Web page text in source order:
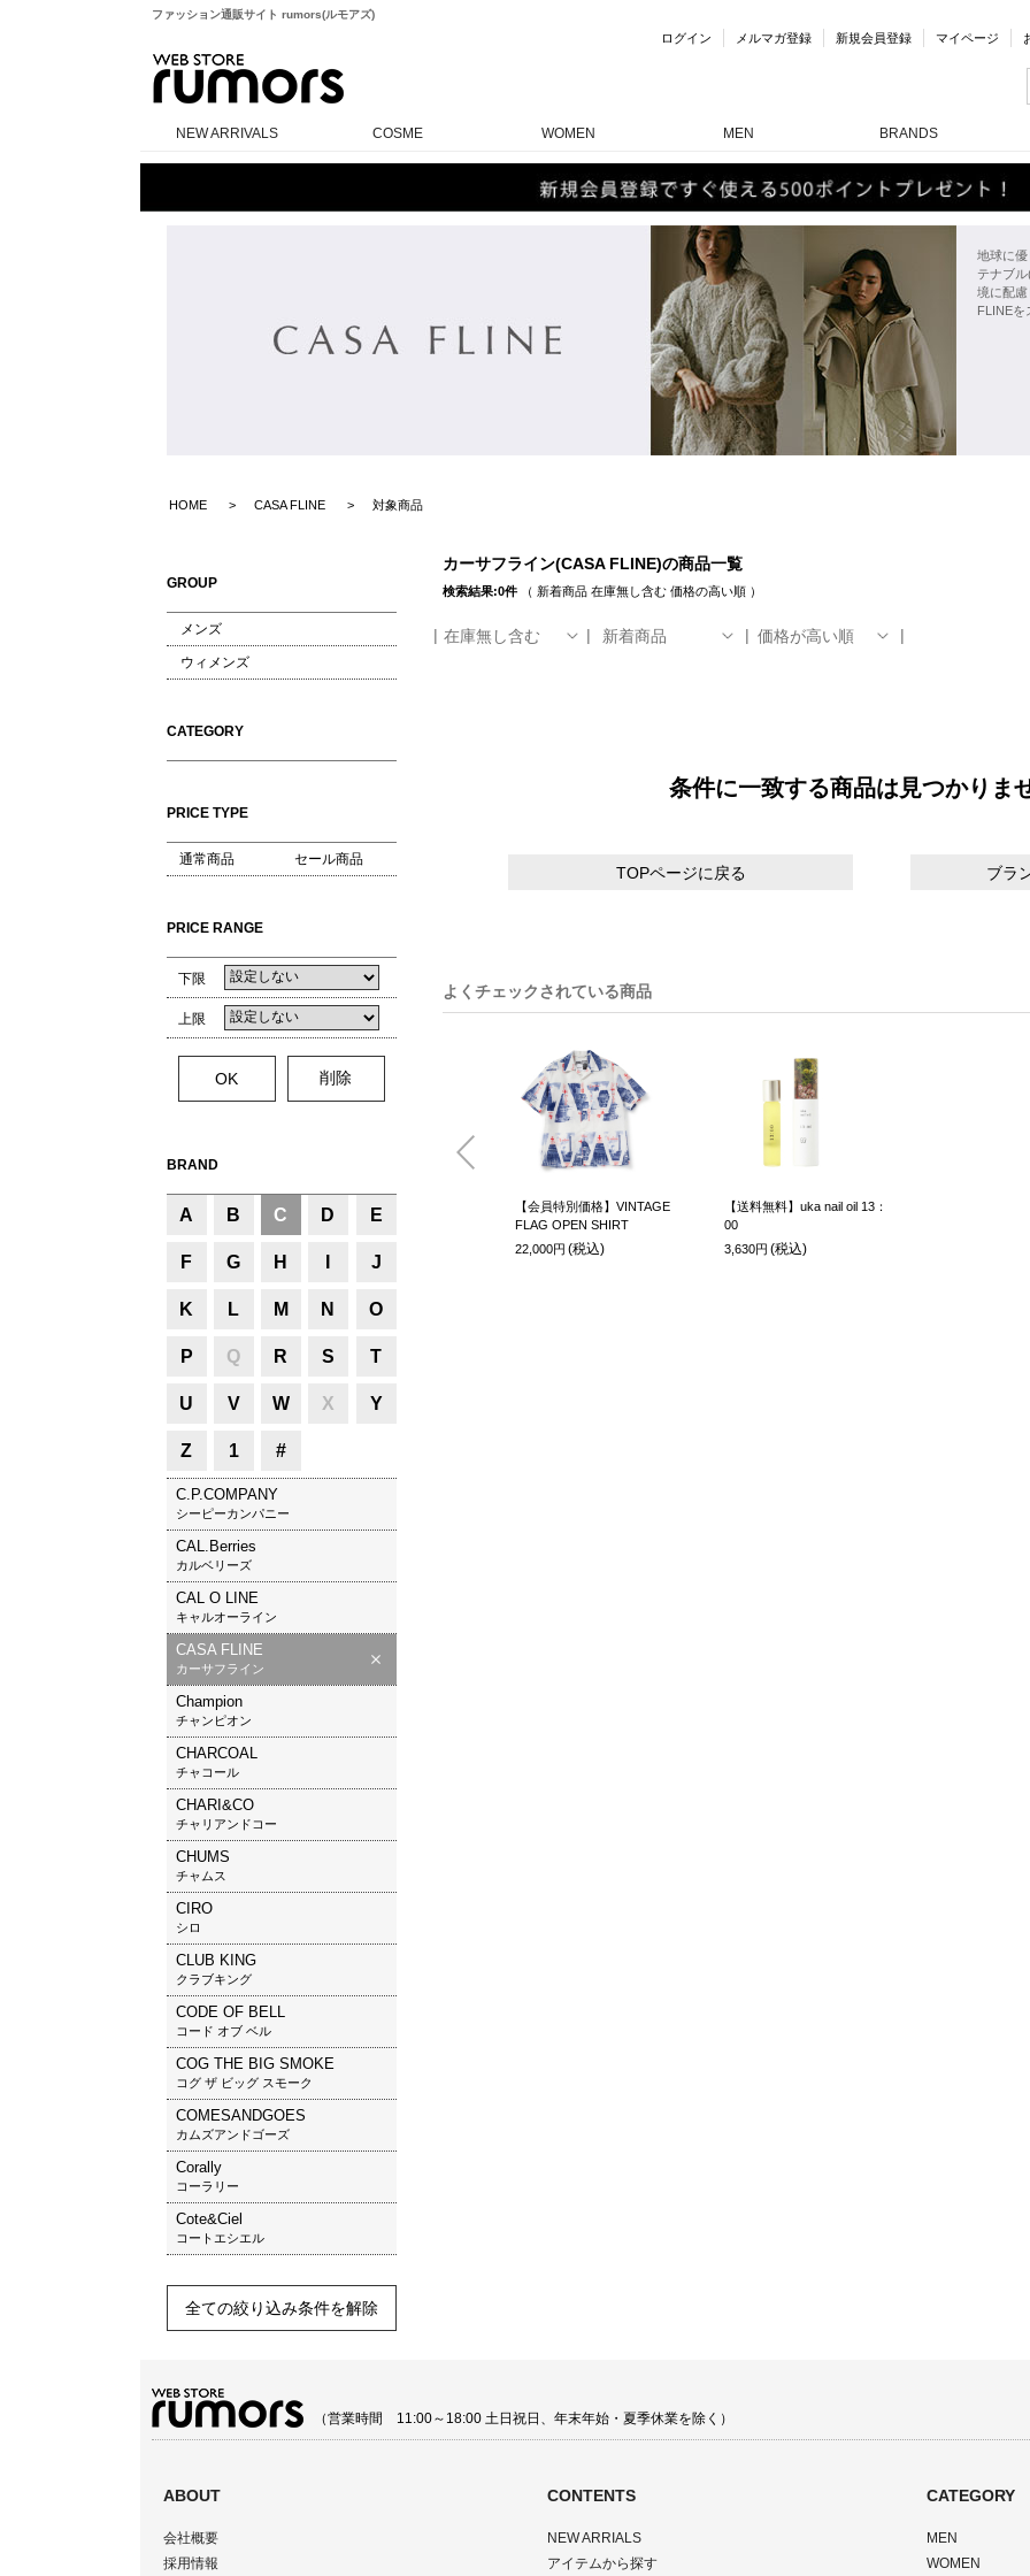
ファッション通販サイト rumors(ルモアズ)
ログイン メルマガ登録 新規会員登録 マイページ
NEW ARRIVALS COSME WOMEN MEN BRANDS
地球に
テナブ
境に配
FLINEを
HOME CASA FLINE 対象商品
GROUP
メンズ
ウィメンズ
CATEGORY
PRICE TYPE
通常商品 セール商品
PRICE RANGE
下限
上限
BRAND
A B C D E
F G H J
K L M N O
P Q R S T
U V W X Y
Z 1 #
C.P.COMPANY
シーピーカンパニー
CAL.Berries
カルベリーズ
CAL O LINE
キャルオーライン
CASA FLINE
カーサフライン
Champion
チャンピオン
CHARCOAL
チャコール
CHARI&CO
チャリアンドコー
CHUMS
チャムス
CIRO
シロ
CLUB KING
クラブキング
CODE OF BELL
コード オブ ベル
COG THE BIG SMOKE
コグ ザ ビッグ スモーク
COMESANDGOES
カムズアンドゴーズ
Corally
コーラリー
Cote&Ciel
コートエシエル
全ての絞り込み条件を解除
カーサフライン(CASA FLINE)の商品一覧
検索結果:0件（ 新着商品 在庫無し含む 価格の高い順）
在庫無し含む 新着商品 価格が高い順
条件に一致する商品は見つかりま
TOPページに戻る ブラ
よくチェックされている商品
【会員特別価格】VINTAGE
FLAG OPEN SHIRT
22,000円 (税込)
【送料無料】uka nail oil 13：
00
3,630円 (税込)
（営業時間 11:00～18:00 土日祝日、年末年始・夏季休業を除く）
ABOUT
会社概要
採用情報
CONTENTS
NEW ARRIALS
アイテムから探す
CATEGORY
MEN
WOMEN